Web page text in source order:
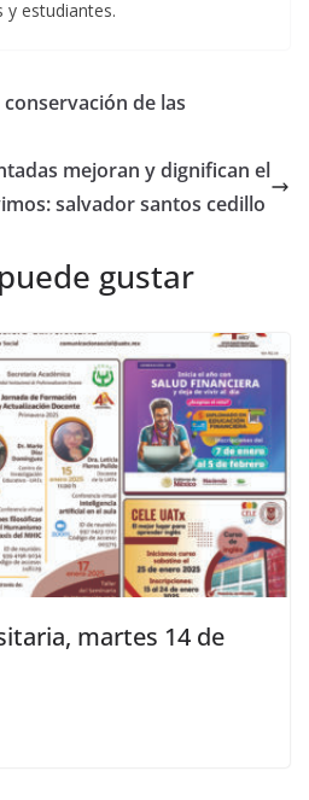
y estudiantes.
de las
mejoran y dignifican el
salvador santos cedillo
gustar
martes 14 de